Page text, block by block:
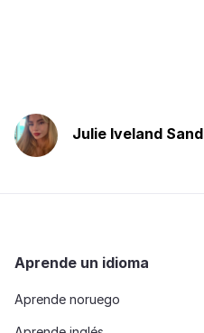
Julie Iveland Sand
Aprende un idioma
Aprende noruego